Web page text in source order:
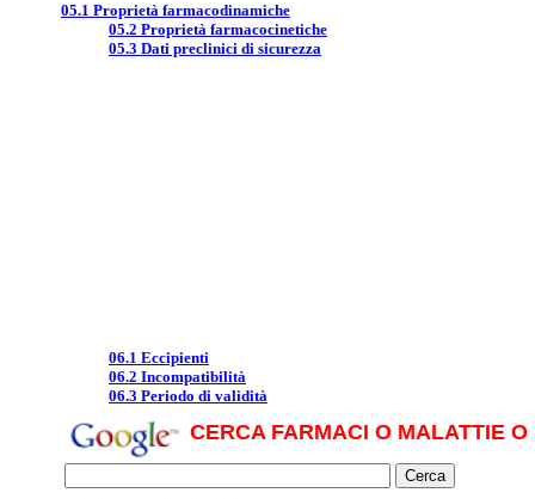
05.1 Proprietà farmacodinamiche
05.2 Proprietà farmacocinetiche
05.3 Dati preclinici di sicurezza
06.1 Eccipienti
06.2 Incompatibilità
06.3 Periodo di validità
CERCA FARMACI O MALATTIE